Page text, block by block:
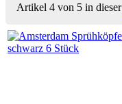
Artikel 4 von 5 in